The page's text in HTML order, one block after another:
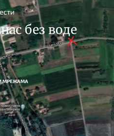
без воде
МРЕЖАМА